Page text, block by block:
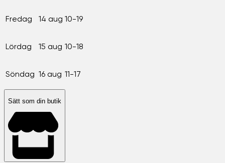
Fredag 14 aug 10-19
Lördag 15 aug 10-18
Söndag 16 aug 11-17
Sätt som din butik